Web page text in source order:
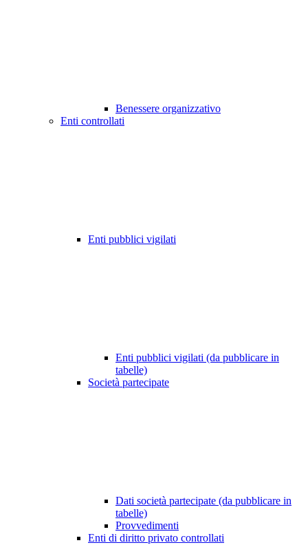
Benessere organizzativo
Enti controllati
Enti pubblici vigilati
Enti pubblici vigilati (da pubblicare in
tabelle)
Società partecipate
Dati società partecipate (da pubblicare in
tabelle)
Provvedimenti
Enti di diritto privato controllati